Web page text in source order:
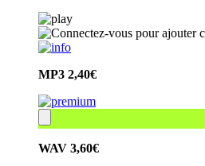
MP3 2,40€
WAV 3,60€